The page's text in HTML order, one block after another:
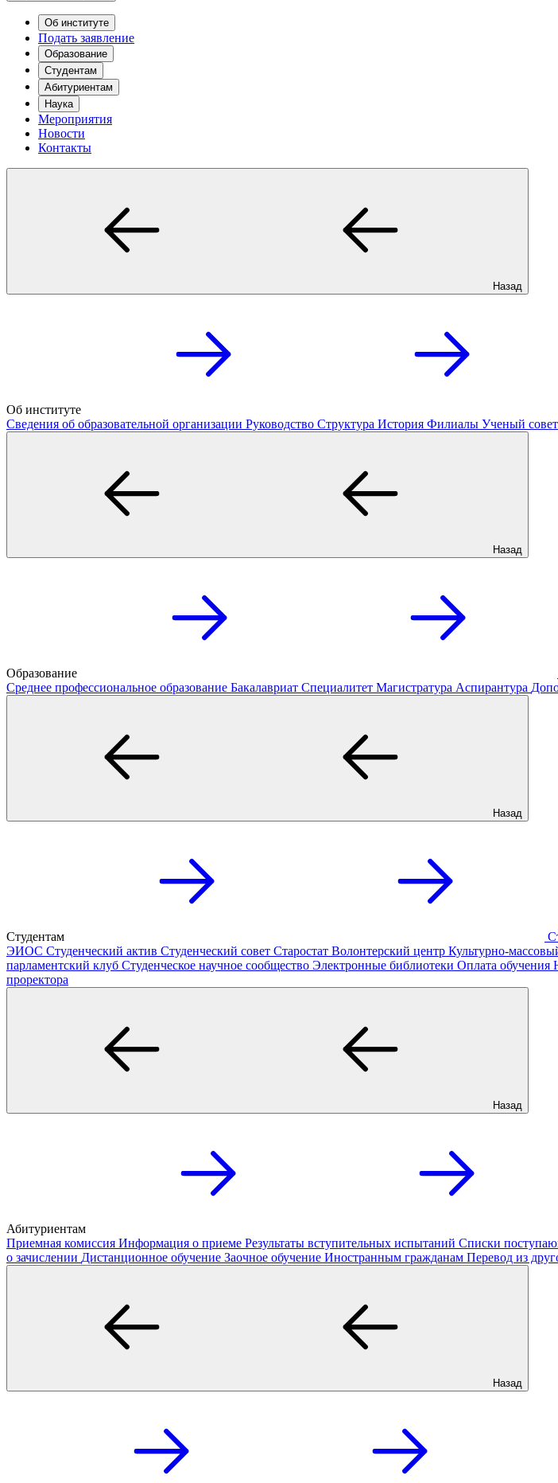
Об институте
Подать заявление
Образование
Студентам
Абитуриентам
Наука
Мероприятия
Новости
Контакты
Назад
Об институте
Сведения об образовательной организации Руководство Структура История Филиалы Ученый совет
Назад
Образование
Среднее профессиональное образование Бакалавриат Специалитет Магистратура Аспирантура
Назад
Студентам
ЭИОС Студенческий актив Студенческий совет Старостат Волонтерский центр Культурно-
парламентский клуб Студенческое научное сообщество Электронные библиотеки Оплата обучения
проректора
Назад
Абитуриентам
Приемная комиссия Информация о приеме Результаты вступительных испытаний Списки
о зачислении Дистанционное обучение Заочное обучение Иностранным гражданам Перевод из
Назад